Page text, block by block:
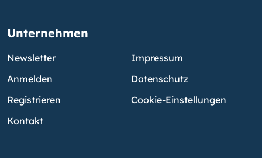
Unternehmen
Newsletter
Anmelden
Registrieren
Kontakt
Impressum
Datenschutz
Cookie-Einstellungen